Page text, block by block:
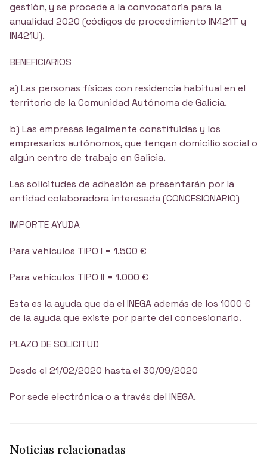
gestión, y se procede a la convocatoria para la
anualidad 2020 (códigos de procedimiento IN421T y
IN421U).
BENEFICIARIOS
a) Las personas físicas con residencia habitual en el
territorio de la Comunidad Autónoma de Galicia.
b) Las empresas legalmente constituidas y los
empresarios autónomos, que tengan domicilio social o
algún centro de trabajo en Galicia.
Las solicitudes de adhesión se presentarán por la
entidad colaboradora interesada (CONCESIONARIO)
IMPORTE AYUDA
Para vehículos TIPO I = 1.500 €
Para vehículos TIPO II = 1.000 €
Esta es la ayuda que da el INEGA además de los 1000 €
de la ayuda que existe por parte del concesionario.
PLAZO DE SOLICITUD
Desde el 21/02/2020 hasta el 30/09/2020
Por sede electrónica o a través del INEGA.
Noticias relacionadas